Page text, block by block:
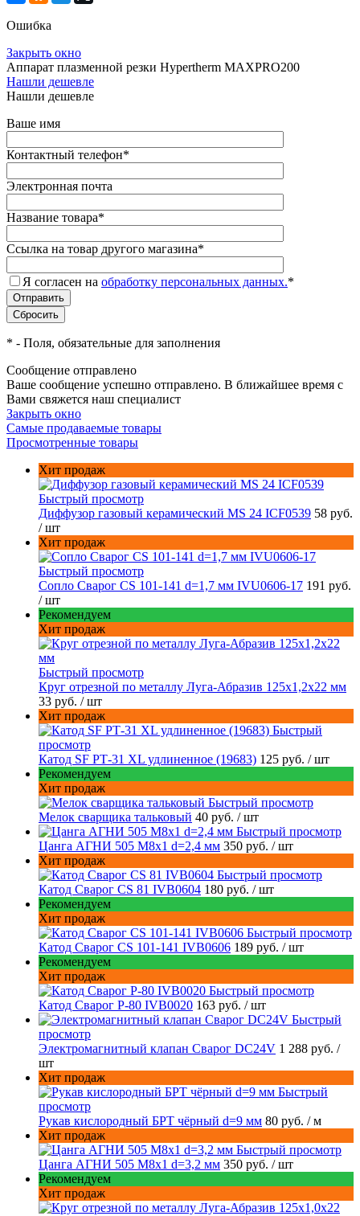
Ошибка
Закрыть окно
Аппарат плазменной резки Hypertherm MAXPRO200
Нашли дешевле
Нашли дешевле
Ваше имя
Контактный телефон*
Электронная почта
Название товара*
Ссылка на товар другого магазина*
Я согласен на обработку персональных данных.*
* - Поля, обязательные для заполнения
Сообщение отправлено
Ваше сообщение успешно отправлено. В ближайшее время с
Вами свяжется наш специалист
Закрыть окно
Самые продаваемые товары
Просмотренные товары
Хит продаж
Быстрый просмотр
Диффузор газовый керамический MS 24 ICF0539 58 руб.
/ шт
Хит продаж
Быстрый просмотр
Сопло Сварог CS 101-141 d=1,7 мм IVU0606-17 191 руб.
/ шт
Рекомендуем
Хит продаж
Быстрый просмотр
Круг отрезной по металлу Луга-Абразив 125x1,2x22 мм
33 руб. / шт
Хит продаж
Быстрый
просмотр
Катод SF РТ-31 XL удлиненное (19683) 125 руб. / шт
Рекомендуем
Хит продаж
Быстрый просмотр
Мелок сварщика тальковый 40 руб. / шт
Быстрый просмотр
Цанга АГНИ 505 М8х1 d=2,4 мм 350 руб. / шт
Хит продаж
Быстрый просмотр
Катод Сварог CS 81 IVB0604 180 руб. / шт
Рекомендуем
Хит продаж
Быстрый просмотр
Катод Сварог CS 101-141 IVB0606 189 руб. / шт
Рекомендуем
Хит продаж
Быстрый просмотр
Катод Сварог P-80 IVB0020 163 руб. / шт
Быстрый
просмотр
Электромагнитный клапан Сварог DC24V 1 288 руб. /
шт
Хит продаж
Быстрый
просмотр
Рукав кислородный БРТ чёрный d=9 мм 80 руб. / м
Хит продаж
Быстрый просмотр
Цанга АГНИ 505 М8х1 d=3,2 мм 350 руб. / шт
Рекомендуем
Хит продаж